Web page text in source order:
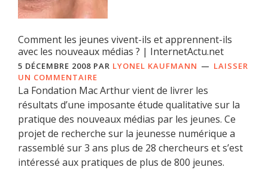
Comment les jeunes vivent-ils et apprennent-ils
avec les nouveaux médias ? | InternetActu.net
5 DÉCEMBRE 2008 PAR LYONEL KAUFMANN
LAISSER
UN COMMENTAIRE
La Fondation Mac Arthur vient de livrer les
résultats d’une imposante étude qualitative sur la
pratique des nouveaux médias par les jeunes. Ce
projet de recherche sur la jeunesse numérique a
rassemblé sur 3 ans plus de 28 chercheurs et s’est
intéressé aux pratiques de plus de 800 jeunes.